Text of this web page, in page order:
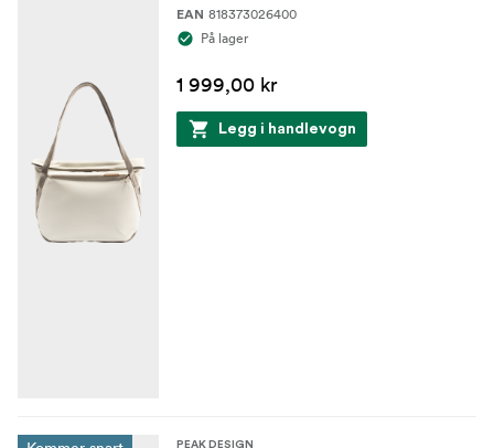
EAN 818373026400
På lager
1 999,00 kr
Legg i handlevogn
PEAK DESIGN